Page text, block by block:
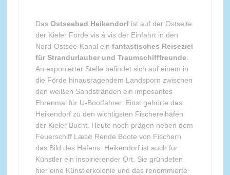
Das Ostseebad Heikendorfist auf der Ostseite
der Kieler Förde vis á vis der Einfahrt in den
Nord-Ostsee-Kanal ein fantastisches Reiseziel
für Strandurlauber und Traumschifffreunde
An exponierter Stelle befindet sich auf einem in
die Förde hinausragendem Landsporn zwischen
den weißen Sandstränden ein imposantes
Ehrenmal für U-Bootfahrer. Einst gehörte das
Heikendorf zu den wichtigsten Fischereihäfen
der Kieler Bucht. Heute noch prägen neben dem
Feuerschiff Læsø Rende Boote von Fischern
das Bild des Hafens. Heikendorf ist auch für
Künstler ein inspirierender Ort. Sie gründeten
hier eine Künstlerkolonie und das renommierte